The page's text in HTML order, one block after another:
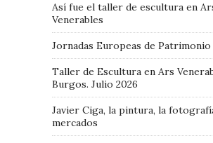
Así fue el taller de escultura en
Venerables
Jornadas Europeas de Patrimonio
Taller de Escultura en Ars
Burgos. Julio 2026
Javier Ciga, la pintura, la
mercados